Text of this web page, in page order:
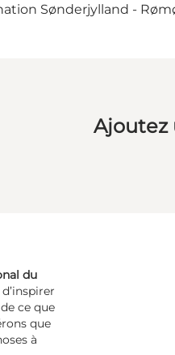
Sønderjylland -
Ajoutez
du
ce que
que
à